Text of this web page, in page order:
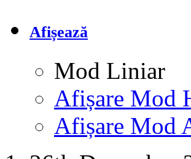
Afișează
Mod Liniar
Afișare Mod
Afișare Mod